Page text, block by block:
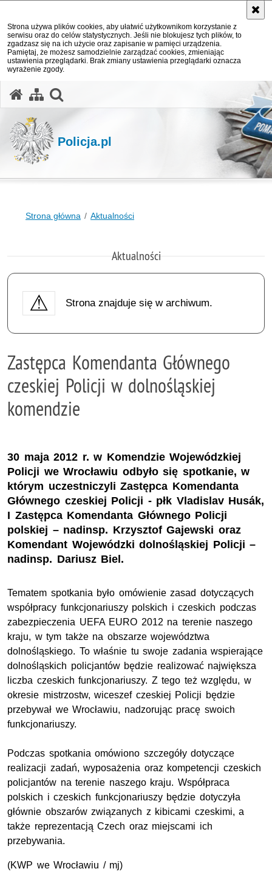
Strona używa plików cookies, aby ułatwić użytkownikom korzystanie z
serwisu oraz do celów statystycznych. Jeśli nie blokujesz tych plików, to
zgadzasz się na ich użycie oraz zapisanie w pamięci urządzenia.
Pamiętaj, że możesz samodzielnie zarządzać cookies, zmieniając
ustawienia przeglądarki. Brak zmiany ustawienia przeglądarki oznacza
wyrażenie zgody.
Policja.pl
Strona główna Aktualności
Aktualności
Strona znajduje się w archiwum.
Zastępca Komendanta Głównego
czeskiej Policji w dolnośląskiej
komendzie
30 maja 2012 r. w Komendzie Wojewódzkiej
Policji we Wrocławiu odbyło się spotkanie, w
którym uczestniczyli Zastępca Komendanta
Głównego czeskiej Policji - płk Vladislav Husák,
I Zastępca Komendanta Głównego Policji
polskiej – nadinsp. Krzysztof Gajewski oraz
Komendant Wojewódzki dolnośląskiej Policji –
nadinsp. Dariusz Biel.
Tematem spotkania było omówienie zasad dotyczących
współpracy funkcjonariuszy polskich i czeskich podczas
zabezpieczenia UEFA EURO 2012 na terenie naszego
kraju, w tym także na obszarze województwa
dolnośląskiego. To właśnie tu swoje zadania wspierające
dolnośląskich policjantów będzie realizować największa
liczba czeskich funkcjonariuszy. Z tego też względu, w
okresie mistrzostw, wiceszef czeskiej Policji będzie
przebywał we Wrocławiu, nadzorując pracę swoich
funkcjonariuszy.
Podczas spotkania omówiono szczegóły dotyczące
realizacji zadań, wyposażenia oraz kompetencji czeskich
policjantów na terenie naszego kraju. Współpraca
polskich i czeskich funkcjonariuszy będzie dotyczyła
głównie obszarów związanych z kibicami czeskimi, a
także reprezentacją Czech oraz miejscami ich
przebywania.
(KWP we Wrocławiu / mj)